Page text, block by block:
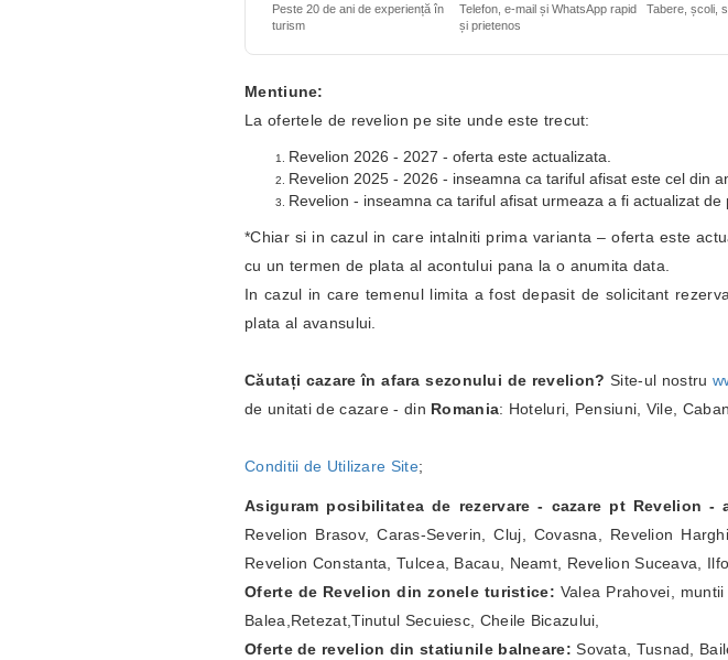
Peste 20 de ani de experiență în
turism
Telefon, e-mail și WhatsApp rapid
și prietenos
Tabere, școli,
Mentiune:
La ofertele de revelion pe site unde este trecut:
Revelion 2026 - 2027 - oferta este actualizata.
Revelion 2025 - 2026 - inseamna ca tariful afisat este cel din
Revelion - inseamna ca tariful afisat urmeaza a fi actualizat de
*Chiar si in cazul in care intalniti prima varianta – oferta este
cu un termen de plata al acontului pana la o anumita data.
In cazul in care temenul limita a fost depasit de solicitant
plata al avansului.
Căutați cazare în afara sezonului de revelion?Site-ul nostru
de unitati de cazare - din Romania: Hoteluri, Pensiuni, Vile,
Conditii de Utilizare Site;
Asiguram posibilitatea de rezervare - cazare pt Revelion -
Revelion Brasov, Caras-Severin, Cluj, Covasna, Revelion
Revelion Constanta, Tulcea, Bacau, Neamt, Revelion Suceava,
Oferte de Revelion din zonele turistice: Valea Prahovei,
Balea,Retezat,Tinutul Secuiesc, Cheile Bicazului,
Oferte de revelion din statiunile balneare: Sovata, Tusnad,